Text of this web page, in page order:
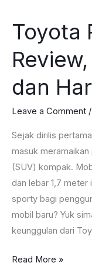
Toyota
dan
Leave a Comment /
Sejak dirilis
masuk
(SUV) kompak.
dan lebar 1,7 meter
sporty bagi
mobil baru? Yuk
keunggulan dari
Toyota
Read More »